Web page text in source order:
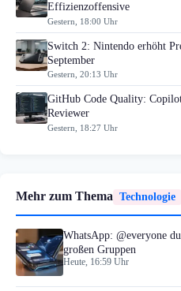
Effizienzoffensive
Gestern, 18:00 Uhr
Switch 2: Nintendo erhöht
September
Gestern, 20:13 Uhr
GitHub Code Quality:
Reviewer
Gestern, 18:27 Uhr
Mehr zum Thema Technologie
WhatsApp: @everyone
großen Gruppen
Heute, 16:59 Uhr